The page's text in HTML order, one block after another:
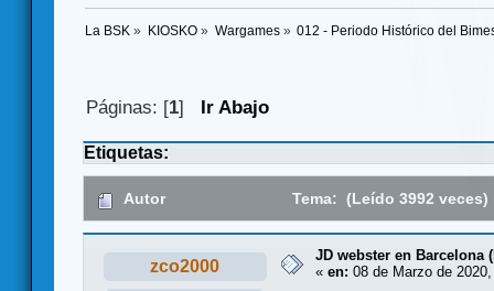
La BSK » KIOSKO» Wargames» 012 - Periodo Histórico del
Páginas: [1] Ir Abajo
Etiquetas:
Autor Tema: (Leído 3992 veces)
zco2000
JD webster en Barcelona
« en: 08 de Marzo de